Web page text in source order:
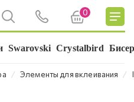
0
Swarovski Crystalbird
⁄ Элементы для вклеивания ⁄